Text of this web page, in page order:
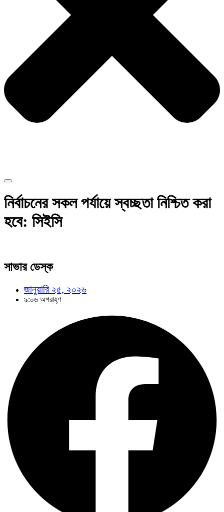
নির্বাচনের সকল পর্যায়ে স্বচ্ছতা নিশ্চিত করা
হবে: সিইসি
সাভার ডেস্ক
জানুয়ারি ২৫, ২০২৬
৯:০৬ অপরাহ্ণ